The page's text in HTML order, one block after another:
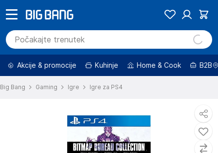
Akcije & promocije Kuhinje Home & Cook B2B
Big Bang Gaming Igre Igre za PS4